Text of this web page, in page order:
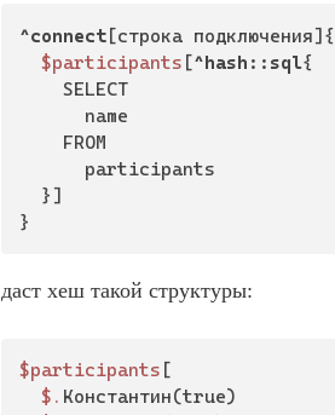
^connect [строка подключения]{
$participants [^hash::sql{
		SELECT
}
даст хеш такой структуры:
$participants [
$. Константин(true)